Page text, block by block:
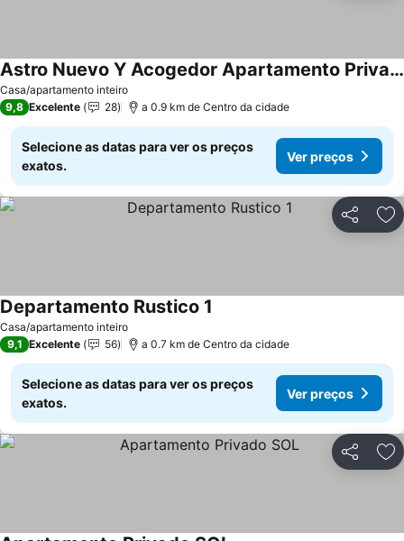
Casa/apartamento inteiro
Astro Nuevo Y Acogedor Apartamento Privado
Ver preços
9,8 Excelente 28 a 0.9 km de Centro da cidade
Selecione as datas para ver os preços
exatos.
Ver preços
Partilhar
Casa/apartamento inteiro
Departamento Rustico 1
9,1 Excelente 56 a 0.7 km de Centro da cidade
Selecione as datas para ver os preços
exatos.
Ver preços
Partilhar